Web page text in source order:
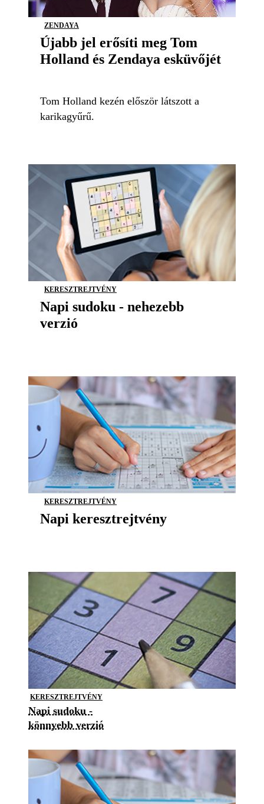
ZENDAYA
Újabb jel erősíti meg Tom
Holland és Zendaya esküvőjét
Tom Holland kezén először látszott a
karikagyűrű.
KERESZTREJTVÉNY
Napi sudoku - nehezebb
verzió
KERESZTREJTVÉNY
Napi keresztrejtvény
KERESZTREJTVÉNY
Napi sudoku -
könnyebb verzió